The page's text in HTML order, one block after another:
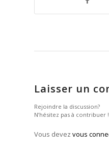
Laisser un
Rejoindre la discussion?
N’hésitez pas à contribuer !
Vous devez vous